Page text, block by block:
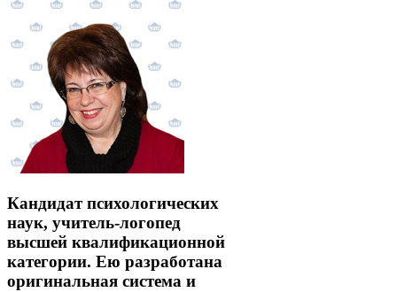
Кандидат психологических
наук, учитель-логопед
высшей квалификационной
категории. Ею разработана
оригинальная система и